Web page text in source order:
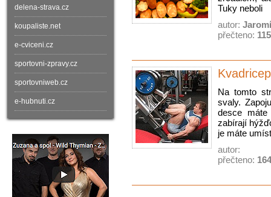
Tuky neboli
autor:
přečteno:
Na tomto
svaly.
desce
zabírají
je máte
autor:
přečteno:
delena-strava.cz
koupaliste.net
e-cviceni.cz
sportovni-zpravy.cz
sportovniweb.cz
e-hubnuti.cz